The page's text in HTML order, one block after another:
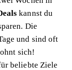
kannst du
Die
und sind oft
sich!
beliebte Ziele